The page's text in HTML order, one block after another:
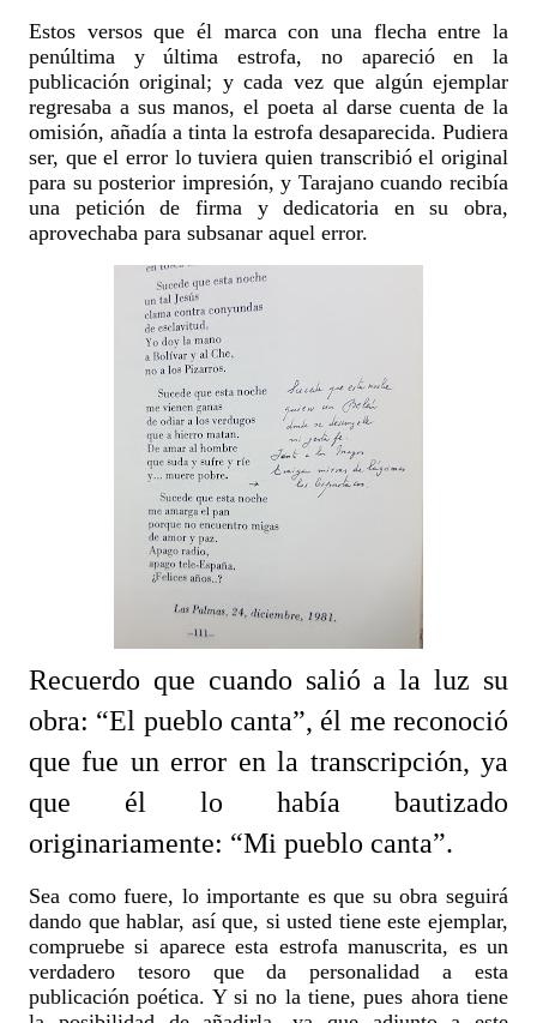
Estos versos que él marca con una flecha entre la
penúltima y última estrofa, no apareció en la
publicación original; y cada vez que algún ejemplar
regresaba a sus manos, el poeta al darse cuenta de la
omisión, añadía a tinta la estrofa desaparecida. Pudiera
ser, que el error lo tuviera quien transcribió el original
para su posterior impresión, y Tarajano cuando recibía
una petición de firma y dedicatoria en su obra,
aprovechaba para subsanar aquel error.
Recuerdo que cuando salió a la luz su
obra: “El pueblo canta”, él me reconoció
que fue un error en la transcripción, ya
que él lo había bautizado
originariamente: “Mi pueblo canta”.
Sea como fuere, lo importante es que su obra seguirá
dando que hablar, así que, si usted tiene este ejemplar,
compruebe si aparece esta estrofa manuscrita, es un
verdadero tesoro que da personalidad a esta
publicación poética. Y si no la tiene, pues ahora tiene